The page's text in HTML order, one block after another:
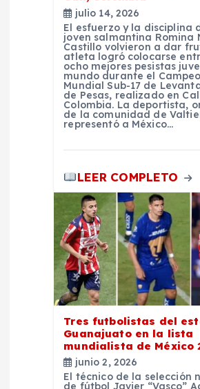
julio 14, 2026
El esfuerzo y la disciplina
joven salmantina Romina
Castillo volvieron a dar
atleta logró colocarse
ocho mejores pesistas
mundo durante el
Mundial Sub-17 de
de Pesas, realizado en
Colombia. La deportista,
de la comunidad de
representó a México…
LEER COMPLETO
Tres futbolistas del
Guanajuato en la lista
mundialista de México
junio 2, 2026
El técnico de la selección
de fútbol Javier “Vasco”